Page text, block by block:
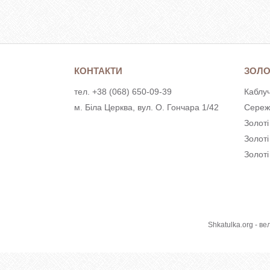
КОНТАКТИ
тел. +38 (068) 650-09-39
м. Біла Церква, вул. О. Гончара 1/42